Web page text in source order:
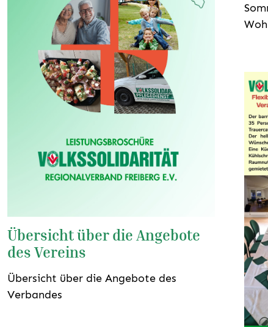
Übersicht über die Angebote
des Vereins
Übersicht über die Angebote des
Verbandes